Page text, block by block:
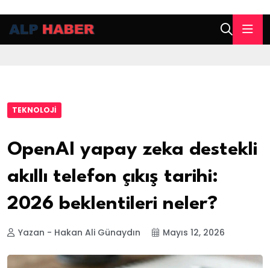
TEKNOLOJI
OpenAI yapay zeka destekli
akıllı telefon çıkış tarihi:
2026 beklentileri neler?
Yazan - Hakan Ali Günaydın Mayıs 12, 2026